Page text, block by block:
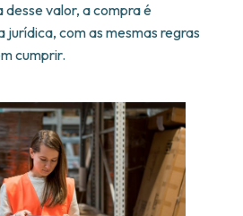
desse valor, a compra é
jurídica, com as mesmas regras
cumprir.